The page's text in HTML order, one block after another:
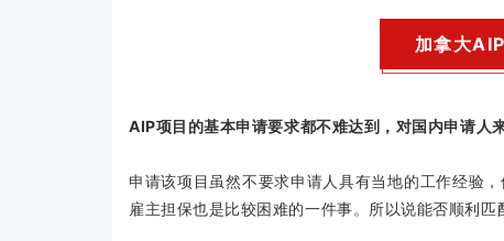
加拿大
AIP项目的基本申请要求都不难达到，对国内申请人
申请该项目虽然不要求申请人具有当地的工作经验
雇主担保也是比较困难的一件事。所以说能否顺利匹